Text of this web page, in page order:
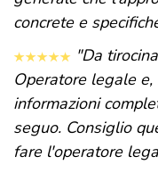
concrete e
"Da
Operatore legale
informazioni
seguo. Consiglio
fare l'operatore